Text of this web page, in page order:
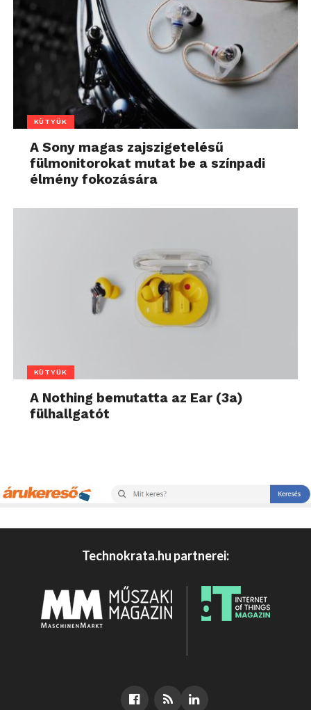
KÜTYÜK
A Sony magas zajszigetelésű
fülmonitorokat mutat be a színpadi
élmény fokozására
KÜTYÜK
A Nothing bemutatta az Ear (3a)
fülhallgatót
Technokrata.hu partnerei: